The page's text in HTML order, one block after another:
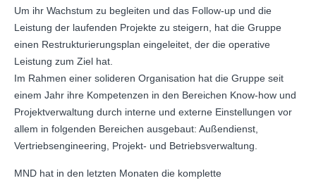
Um ihr Wachstum zu begleiten und das Follow-up und die
Leistung der laufenden Projekte zu steigern, hat die Gruppe
einen Restrukturierungsplan eingeleitet, der die operative
Leistung zum Ziel hat.
Im Rahmen einer solideren Organisation hat die Gruppe seit
einem Jahr ihre Kompetenzen in den Bereichen Know-how und
Projektverwaltung durch interne und externe Einstellungen vor
allem in folgenden Bereichen ausgebaut: Außendienst,
Vertriebsengineering, Projekt- und Betriebsverwaltung.
MND hat in den letzten Monaten die komplette